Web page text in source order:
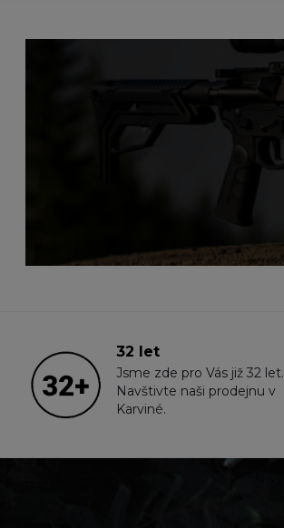
32 let
Jsme zde pro Vás již 32 let.
Navštivte naši prodejnu v
Karviné.